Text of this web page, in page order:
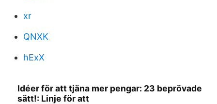
xr
QNXK
hExX
Idéer för att tjäna mer pengar: 23 beprövade
sätt!: Linje för att